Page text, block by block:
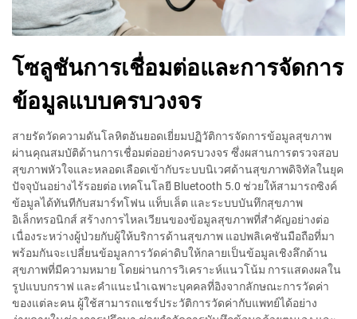
โซลูชันการเชื่อมต่อและการจัดการ
ข้อมูลแบบครบวงจร
สายรัดวัดความดันโลหิตอันยอดเยี่ยมปฏิวัติการจัดการข้อมูลสุขภาพ
ผ่านคุณสมบัติด้านการเชื่อมต่ออย่างครบวงจร ซึ่งผสานการตรวจสอบ
สุขภาพหัวใจและหลอดเลือดเข้ากับระบบนิเวศด้านสุขภาพดิจิทัลในยุค
ปัจจุบันอย่างไร้รอยต่อ เทคโนโลยี Bluetooth 5.0 ช่วยให้สามารถซิงค์
ข้อมูลได้ทันทีกับสมาร์ทโฟน แท็บเล็ต และระบบบันทึกสุขภาพ
อิเล็กทรอนิกส์ สร้างการไหลเวียนของข้อมูลสุขภาพที่สำคัญอย่างต่อ
เนื่องระหว่างผู้ป่วยกับผู้ให้บริการด้านสุขภาพ แอปพลิเคชันมือถือที่มา
พร้อมกันจะเปลี่ยนข้อมูลการวัดค่าดิบให้กลายเป็นข้อมูลเชิงลึกด้าน
สุขภาพที่มีความหมาย โดยผ่านการวิเคราะห์แนวโน้ม การแสดงผลใน
รูปแบบกราฟ และคำแนะนำเฉพาะบุคคลที่อิงจากลักษณะการวัดค่า
ของแต่ละคน ผู้ใช้สามารถแชร์ประวัติการวัดค่ากับแพทย์ได้อย่าง